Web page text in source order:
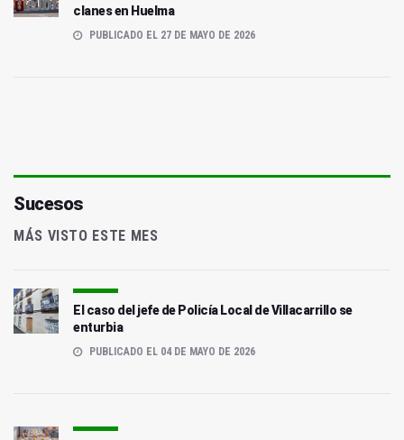
clanes en Huelma
PUBLICADO EL 27 DE MAYO DE 2026
Sucesos
MÁS VISTO ESTE MES
El caso del jefe de Policía Local de Villacarrillo se
enturbia
PUBLICADO EL 04 DE MAYO DE 2026